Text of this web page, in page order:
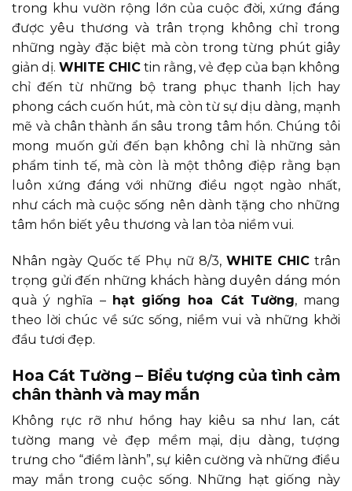
trong khu vườn rộng lớn của cuộc đời, xứng đáng
được yêu thương và trân trọng không chỉ trong
những ngày đặc biệt mà còn trong từng phút giây
giản dị. WHITE CHIC tin rằng, vẻ đẹp của bạn không
chỉ đến từ những bộ trang phục thanh lịch hay
phong cách cuốn hút, mà còn từ sự dịu dàng, mạnh
mẽ và chân thành ẩn sâu trong tâm hồn. Chúng tôi
mong muốn gửi đến bạn không chỉ là những sản
phẩm tinh tế, mà còn là một thông điệp rằng bạn
luôn xứng đáng với những điều ngọt ngào nhất,
như cách mà cuộc sống nên dành tặng cho những
tâm hồn biết yêu thương và lan tỏa niềm vui.
Nhân ngày Quốc tế Phụ nữ 8/3, WHITE CHIC trân
trọng gửi đến những khách hàng duyên dáng món
quà ý nghĩa – hạt giống hoa Cát Tường, mang
theo lời chúc về sức sống, niềm vui và những khởi
đầu tươi đẹp.
Hoa Cát Tường – Biểu tượng của tình cảm
chân thành và may mắn
Không rực rỡ như hồng hay kiêu sa như lan, cát
tường mang vẻ đẹp mềm mại, dịu dàng, tượng
trưng cho “điềm lành”, sự kiên cường và những điều
may mắn trong cuộc sống. Những hạt giống này